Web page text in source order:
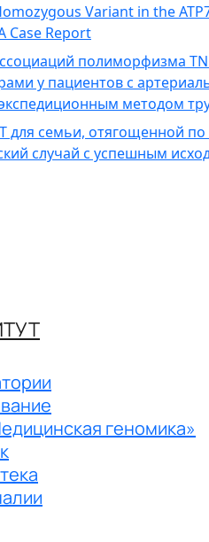
Variant in the
Case Report
полиморфизма
у пациентов с
методом
для семьи, отягощенной по
случай с успешным
геномика»